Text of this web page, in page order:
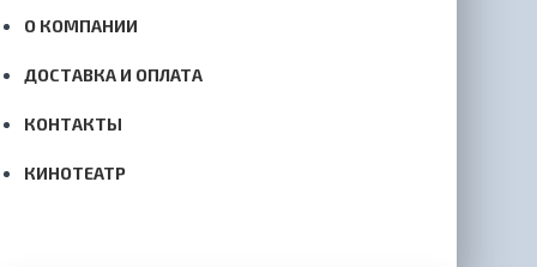
О КОМПАНИИ
ДОСТАВКА И ОПЛАТА
КОНТАКТЫ
КИНОТЕАТР